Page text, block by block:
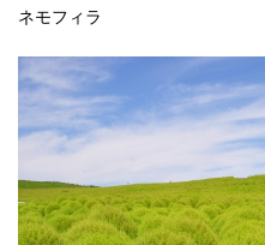
ネモフィラ